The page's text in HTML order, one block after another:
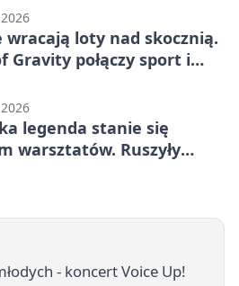
wracają loty nad skocznią.
Gravity połączy sport i
legenda stanie się
warsztatów. Ruszyły
- koncert Voice Up!